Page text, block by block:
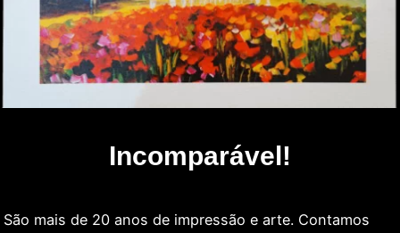
Incomparável!
São mais de 20 anos de impressão e arte. Contamos